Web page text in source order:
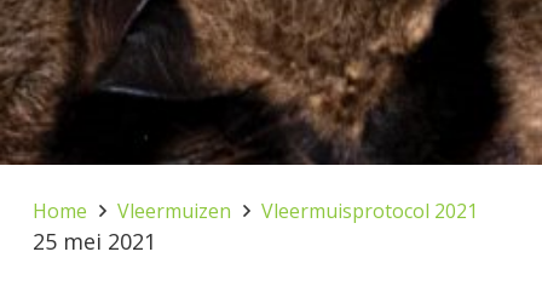
Home Vleermuizen Vleermuisprotocol 2021
25 mei 2021